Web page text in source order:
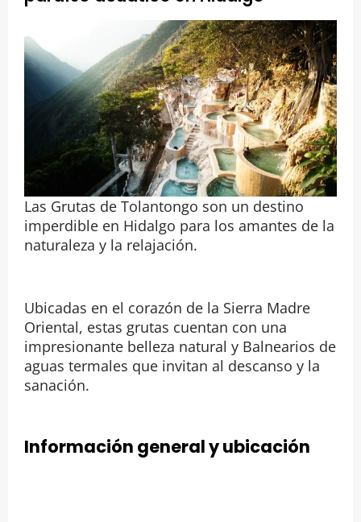
Las Grutas de Tolantongo son un destino
imperdible en Hidalgo para los amantes de la
naturaleza y la relajación.
Ubicadas en el corazón de la Sierra Madre
Oriental, estas grutas cuentan con una
impresionante belleza natural y Balnearios de
aguas termales que invitan al descanso y la
sanación.
Información general y ubicación